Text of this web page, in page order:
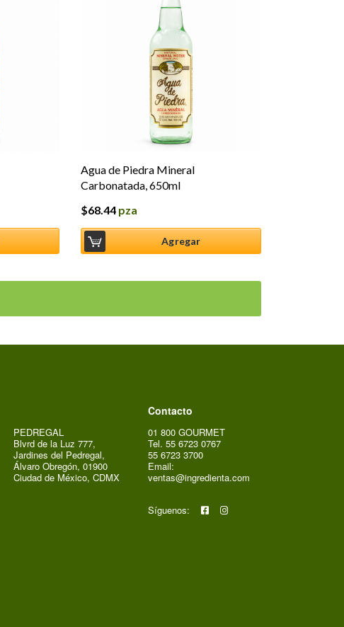
Agua de Piedra Mineral
Carbonatada, 650ml
$68.44 pza
Agregar
PEDREGAL
Blvrd de la Luz 777,
Jardines del Pedregal,
Álvaro Obregón, 01900
Ciudad de México, CDMX
Contacto
01 800 GOURMET
Tel. 55 6723 0767
55 6723 3700
Email:
ventas@ingredienta.com
Síguenos: